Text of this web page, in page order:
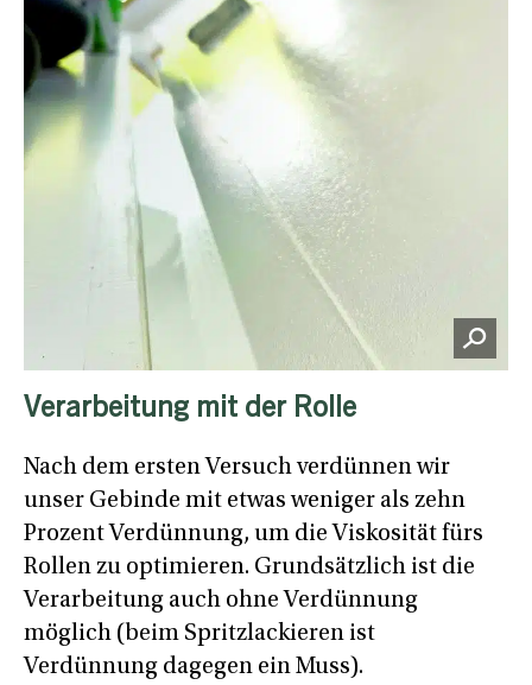
Verarbeitung mit der Rolle
Nach dem ersten Versuch verdünnen wir
unser Gebinde mit etwas weniger als zehn
Prozent Verdünnung, um die Viskosität fürs
Rollen zu optimieren. Grundsätzlich ist die
Verarbeitung auch ohne Verdünnung
möglich (beim Spritzlackieren ist
Verdünnung dagegen ein Muss).